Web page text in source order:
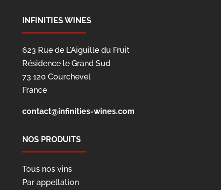
INFINITIES WINES
623 Rue de L'Aiguille du Fruit
Résidence le Grand Sud
73 120 Courchevel
France
contact@infinities-wines.com
NOS PRODUITS
Tous nos vins
Par appellation